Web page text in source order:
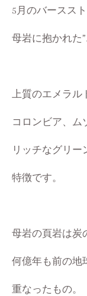
5月のバースス
母岩に抱かれた
上質のエメラル
コロンビア、ム
リッチなグリ
特徴です。
母岩の頁岩は炭
何億年も前の地
重なったもの。